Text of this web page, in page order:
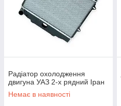
Радіатор охолодження
двигуна УАЗ 2-х рядний Іран
Немає в наявності